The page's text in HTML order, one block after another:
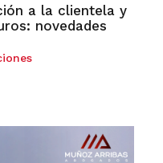
a la clientela y
novedades